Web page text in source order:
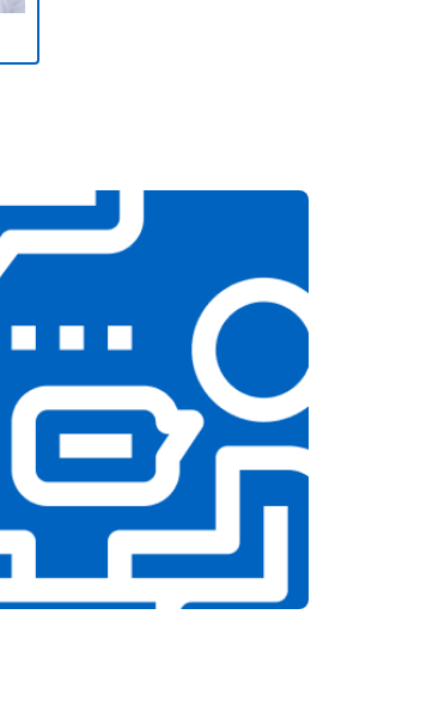
Заказать
Заказать
Заказать
Заказать